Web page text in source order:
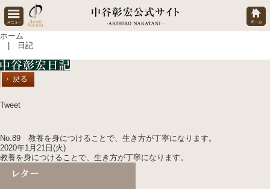
ホーム
| 日記
Tweet
No.89 教養を身につけることで、 生き方が丁寧になります。
2020年1月21日(火)
教養を身につけることで、 生き方が丁寧になります。